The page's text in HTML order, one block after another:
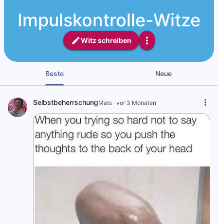
Impulskontrolle-Witze
Witz schreiben
Beste Neue
SelbstbeherrschungMats · vor 3 Monaten